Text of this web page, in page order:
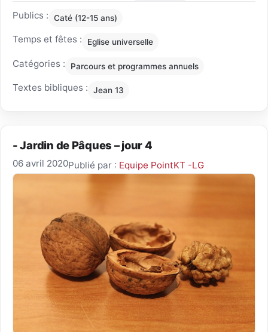
Publics : Caté (12-15 ans)
Temps et fêtes : Eglise universelle
Catégories : Parcours et programmes annuels
Textes bibliques : Jean 13
- Jardin de Pâques – jour 4
06 avril 2020Publié par : Equipe PointKT -LG